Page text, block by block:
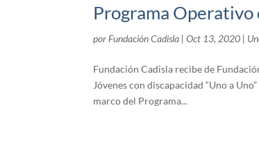
Programa Operativo
por Fundación Cadisla |Oct 13, 2020 |
Fundación Cadisla recibe de
Jóvenes con discapacidad “Uno a
marco del Programa...